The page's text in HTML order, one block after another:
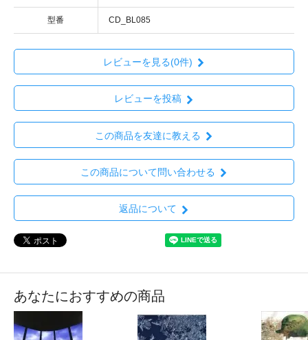
型番 CD_BL085
レビューを見る(0件)
レビューを投稿
この商品を友達に教える
この商品について問い合わせる
返品について
あなたにおすすめの商品